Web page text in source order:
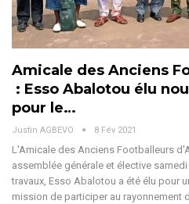
Amicale des Anciens
: Esso Abalotou élu
pour le…
Justin AGBEVO 8 Fév 2021
L'Amicale des Anciens Footballeurs
assemblée générale et élective
travaux, Esso Abalotou a été élu pour
mission de participer au rayonnement